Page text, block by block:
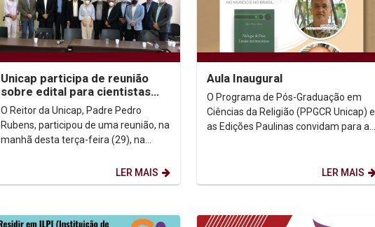
Unicap participa de reunião
sobre edital para cientistas
refugiados
O Reitor da Unicap, Padre Pedro
Rubens, participou de uma reunião, na
manhã desta terça-feira (29), na
LER MAIS
Aula Inaugural
O Programa de Pós-Graduação em
Ciências da Religião (PPGCR Unicap) e
as Edições Paulinas convidam para a
LER MAIS